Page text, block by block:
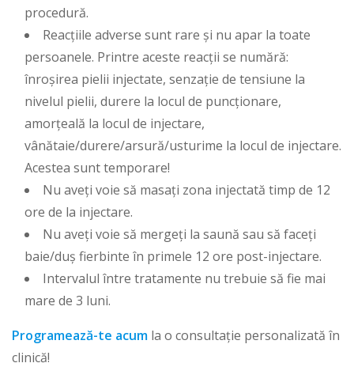
procedură.
Reacțiile adverse sunt rare și nu apar la toate
persoanele. Printre aceste reacții se numără:
înroșirea pielii injectate, senzație de tensiune la
nivelul pielii, durere la locul de puncționare,
amorțeală la locul de injectare,
vânătaie/durere/arsură/usturime la locul de injectare.
Acestea sunt temporare!
Nu aveți voie să masați zona injectată timp de 12
ore de la injectare.
Nu aveți voie să mergeți la saună sau să faceți
baie/duș fierbinte în primele 12 ore post-injectare.
Intervalul între tratamente nu trebuie să fie mai
mare de 3 luni.
Programează-te acum la o consultație personalizată în
clinică!